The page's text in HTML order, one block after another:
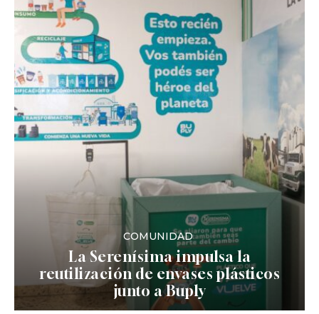
COMUNIDAD
La Serenísima impulsa la
reutilización de envases plásticos
junto a Buply